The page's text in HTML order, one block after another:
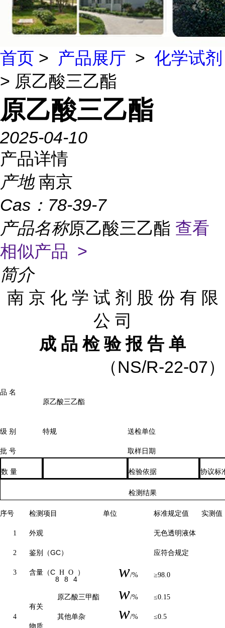
首页 > 产品展厅 > 化学试剂
> 原乙酸三乙酯
原乙酸三乙酯
2025-04-10
产品详情
产地 南京
Cas： 78-39-7
产品名称原乙酸三乙酯 查看
相似产品 >
简介
南 京 化 学 试 剂 股 份 有 限
公 司
成 品 检 验 报 告 单
（NS/R-22-07）
品 名
原乙酸三乙酯
级 别 特规 送检单位
批 号 取样日期
数 量 检验依据 协议标
检测结果
序号 检测项目 单位 标准规定值 实测值
1 外观 无色透明液体
2 鉴别（GC） 应符合规定
3 含量（C
8
H
8
O
4
） w/% ≥98.0
4
有关
物质
原乙酸三甲酯 w/% ≤0.15
其他单杂 w/% ≤0.5